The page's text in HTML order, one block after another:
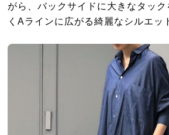
がら、バックサイドに大きなタッ
くAラインに広がる綺麗なシルエッ